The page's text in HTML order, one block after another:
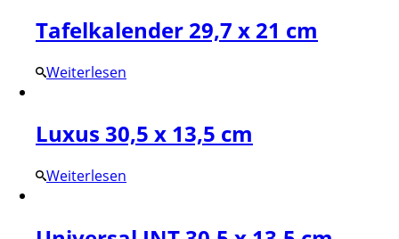
Tafelkalender 29,7 x 21 cm
Weiterlesen
Luxus 30,5 x 13,5 cm
Weiterlesen